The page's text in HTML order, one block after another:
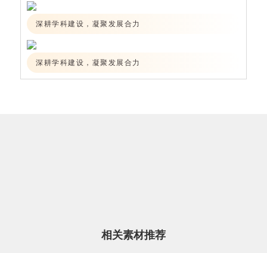
深耕学科建设，凝聚发展合力
深耕学科建设，凝聚发展合力
相关素材推荐